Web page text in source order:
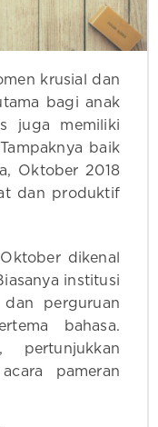
krusial dan
bagi anak
juga memiliki
baik
Oktober 2018
dan produktif
dikenal
institusi
perguruan
bahasa.
pertunjukkan
pameran